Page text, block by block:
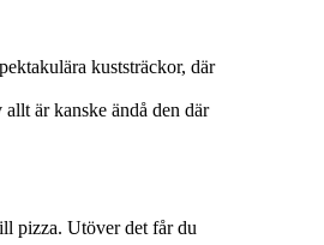
kuststräckor, där
är kanske ändå den där
pizza. Utöver det får du